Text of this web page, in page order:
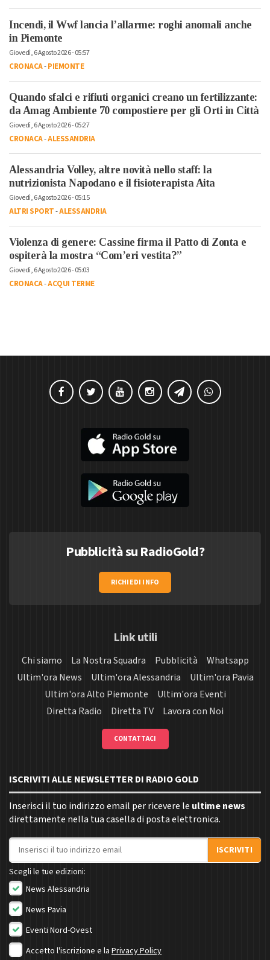
Incendi, il Wwf lancia l’allarme: roghi anomali anche
in Piemonte
Giovedì, 6 Agosto 2026 - 05:57
CRONACA-PIEMONTE
Quando sfalci e rifiuti organici creano un fertilizzante:
da Amag Ambiente 70 compostiere per gli Orti in Città
Giovedì, 6 Agosto 2026 - 05:27
CRONACA-ALESSANDRIA
Alessandria Volley, altre novità nello staff: la
nutrizionista Napodano e il fisioterapista Aita
Giovedì, 6 Agosto 2026 - 05:15
ALTRI SPORT-ALESSANDRIA
Violenza di genere: Cassine firma il Patto di Zonta e
ospiterà la mostra “Com’eri vestita?”
Giovedì, 6 Agosto 2026 - 05:03
CRONACA-ACQUI TERME
Pubblicità su RadioGold?
RICHIEDI INFO
Link utili
Chi siamo La Nostra Squadra Pubblicità
Whatsapp
Ultim'ora News
Ultim'ora Alessandria
Ultim'ora Pavia
Ultim'ora Alto Piemonte
Ultim'ora Eventi
Diretta Radio
Diretta TV Lavora con Noi
CONTATTACI
ISCRIVITI ALLE NEWSLETTER DI RADIO GOLD
Inserisci il tuo indirizzo email per ricevere le ultime news
direttamente nella tua casella di posta elettronica.
Indirizzo email
ISCRIVITI
Scegli le tue edizioni:
News Alessandria
News Pavia
Eventi Nord-Ovest
Accetto l'iscrizione e la Privacy Policy